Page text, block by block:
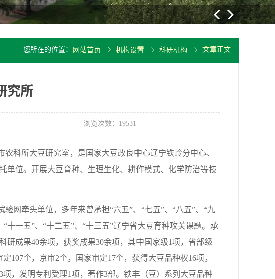
大豆重要
您所在的位置： 网站首页 机构设置 科研机构 文章正文
究所
浏览次数：19531
科所大豆研究室，是国家大豆改良中心辽宁铁岭分中心、
单位。开展大豆育种、生理生化、耕作模式、化学防治等技
牵头单位，多年来曾承担“六五”、“七五”、“八五”、“九
十一五”、“十二五”、“十三五”辽宁省大豆育种攻关课题。承
成果40余项，获奖成果30余项，其中国家级1项，省部级
107个，京审2个，国家审定17个，获得大豆品种权16项，
，发明专利受理1项，著作3部。铁丰（豆）系列大豆品种